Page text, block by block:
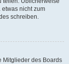
etwas nicht zum
schreiben.
Mitglieder des Boards